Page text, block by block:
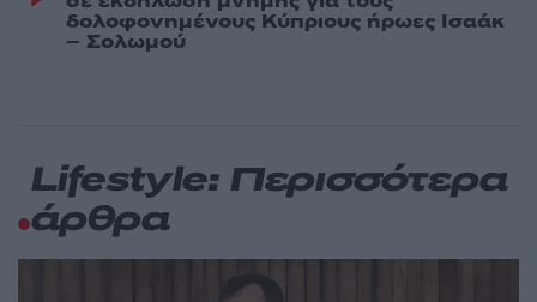
δολοφονημένους Κύπριους ήρωες Ισαάκ
– Σολωμού
Lifestyle: Περισσότερα
άρθρα